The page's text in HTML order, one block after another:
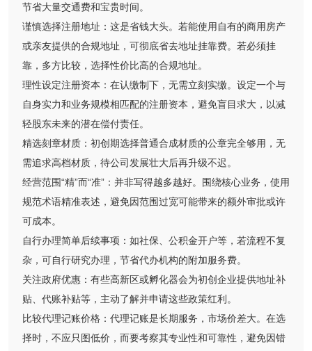
节省大量交通费和宝贵时间。
谨慎选择注册地址：这是省钱大头。若能使用自有的商用房产
或亲友提供的合规地址，可彻底省去地址挂靠费。若必须挂
靠，多方比较，选择性价比高的合规地址。
理性设定注册资本：在认缴制下，无需立刻实缴。设定一个与
自身实力和业务规模相匹配的注册资本，避免盲目求大，以减
轻股东未来的潜在偿付责任。
精选刻章材质：初创期选择普通合成材质的公章完全够用，无
需追求高档材质，待公司发展壮大后再升级不迟。
经营范围“精”而“准”：并非写得越多越好。围绕核心业务，使用
规范术语精准表述，避免因范围过宽可能带来的额外审批或许
可成本。
自行办理简单后续事项：如社保、公积金开户等，若流程不复
杂，可自行研究办理，节省代办机构的附加服务费。
关注政府优惠：有些高新区或孵化器会为初创企业提供地址补
贴、代账补贴等，主动了解并申请这些政策红利。
比较代理记账价格：代理记账是长期服务，市场价差大。在选
择时，不应只图低价，而要考察其专业性和可靠性，避免因错